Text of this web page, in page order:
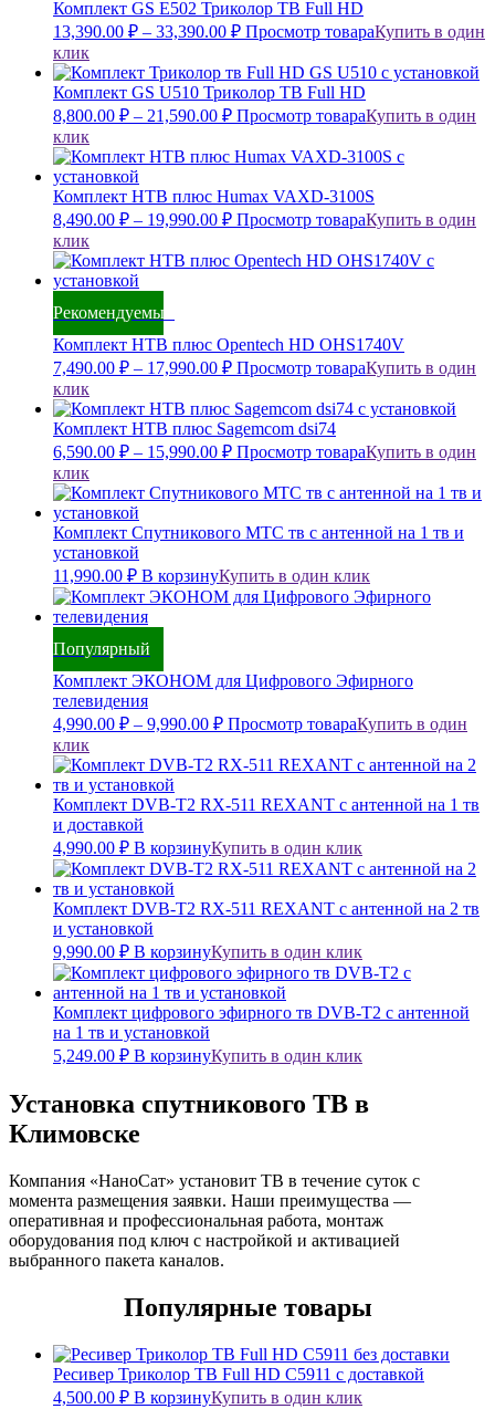
Комплект GS E502 Триколор ТВ Full HD
13,390.00 ₽ – 33,390.00 ₽ Просмотр товараКупить в один
клик
Комплект GS U510 Триколор ТВ Full HD
8,800.00 ₽ – 21,590.00 ₽ Просмотр товараКупить в один
клик
Комплект НТВ плюс Humax VAXD-3100S
8,490.00 ₽ – 19,990.00 ₽ Просмотр товараКупить в один
клик
Рекомендуемый
Комплект НТВ плюс Opentech HD OHS1740V
7,490.00 ₽ – 17,990.00 ₽ Просмотр товараКупить в один
клик
Комплект НТВ плюс Sagemcom dsi74
6,590.00 ₽ – 15,990.00 ₽ Просмотр товараКупить в один
клик
Комплект Спутникового МТС тв с антенной на 1 тв и
установкой
11,990.00 ₽ В корзинуКупить в один клик
Популярный
Комплект ЭКОНОМ для Цифрового Эфирного
телевидения
4,990.00 ₽ – 9,990.00 ₽ Просмотр товараКупить в один
клик
Комплект DVB-T2 RX-511 REXANT с антенной на 1 тв
и доставкой
4,990.00 ₽ В корзинуКупить в один клик
Комплект DVB-T2 RX-511 REXANT с антенной на 2 тв
и установкой
9,990.00 ₽ В корзинуКупить в один клик
Комплект цифрового эфирного тв DVB-T2 с антенной
на 1 тв и установкой
5,249.00 ₽ В корзинуКупить в один клик
Установка спутникового ТВ в
Климовске
Компания «НаноСат» установит ТВ в течение суток с
момента размещения заявки. Наши преимущества —
оперативная и профессиональная работа, монтаж
оборудования под ключ с настройкой и активацией
выбранного пакета каналов.
Популярные товары
Ресивер Триколор ТВ Full HD С5911 c доставкой
4,500.00 ₽ В корзинуКупить в один клик